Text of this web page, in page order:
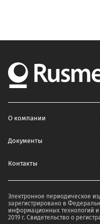
О компании
Документы
Контакты
Электронное периодическое
зарегистрировано в
информационных технологий
2019 г. Свидетельство о